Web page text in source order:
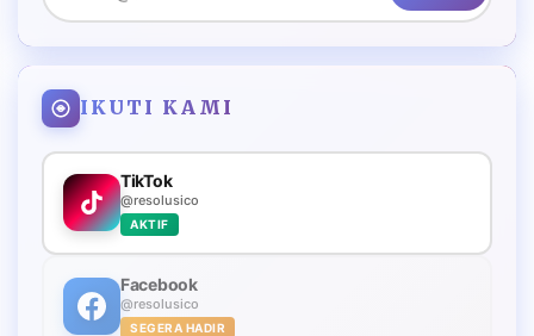
IKUTI KAMI
TikTok
@resolusico
AKTIF
Facebook
@resolusico
SEGERA HADIR